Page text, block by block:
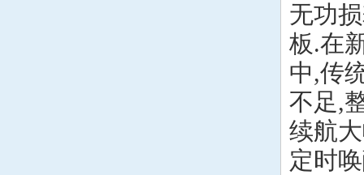
无功
板.在
中,传
不足,
续航
定时